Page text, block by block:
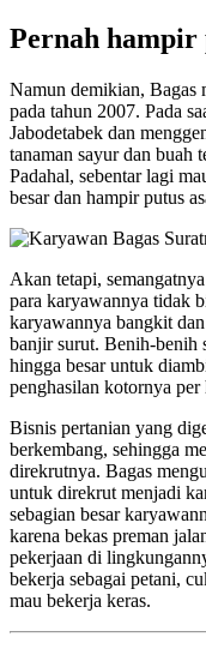
Pernah hampir
Namun demikian, Bagas
pada tahun 2007. Pada
Jabodetabek dan
tanaman sayur dan buah
Padahal, sebentar lagi
besar dan hampir putus
Akan tetapi,
para karyawannya tidak
karyawannya bangkit
banjir surut. Benih-benih
hingga besar untuk
penghasilan kotornya
Bisnis pertanian yang
berkembang, sehingga
direkrutnya. Bagas
untuk direkrut menjadi
sebagian besar
karena bekas preman
pekerjaan di
bekerja sebagai petani,
mau bekerja keras.